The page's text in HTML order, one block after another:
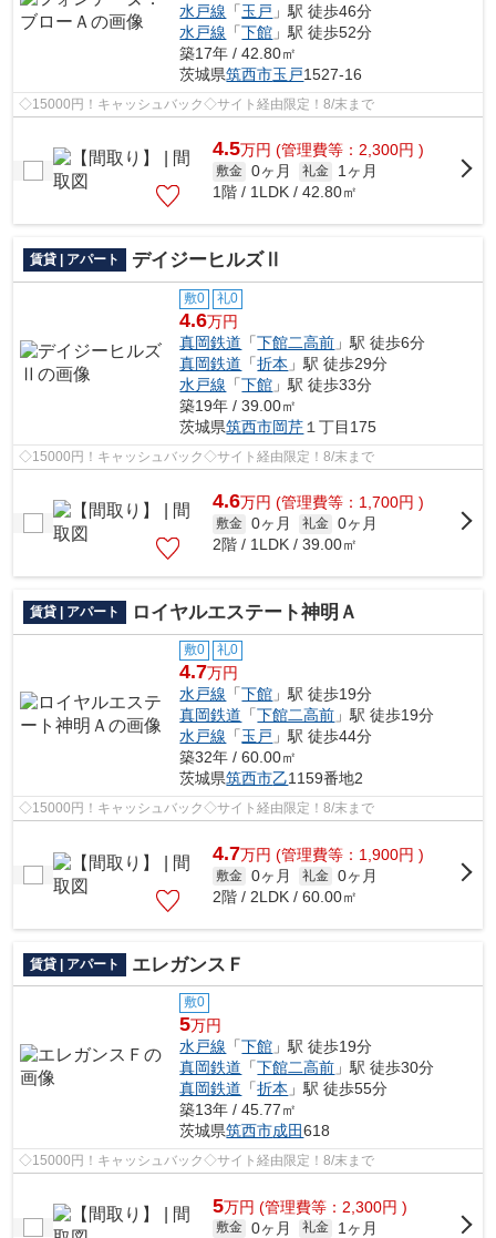
水戸線 「玉戸 」駅 徒歩46分
水戸線 「下館 」駅 徒歩52分
築17年 / 42.80㎡
茨城県筑西市玉戸1527-16
◇15000円！キャッシュバック◇サイト経由限定！8/末まで
4.5万円 (管理費等：2,300円 )
敷金 0ヶ月 礼金
1ヶ月
1階 / 1LDK / 42.80㎡
賃貸 | アパート デイジーヒルズⅡ
敷0 礼0
4.6万円
真岡鉄道 「下館二高前 」駅 徒歩6分
真岡鉄道 「折本 」駅 徒歩29分
水戸線 「下館 」駅 徒歩33分
築19年 / 39.00㎡
茨城県筑西市岡芹 １丁目175
◇15000円！キャッシュバック◇サイト経由限定！8/末まで
4.6万円 (管理費等：1,700円 )
敷金 0ヶ月 礼金 0ヶ月
2階 / 1LDK / 39.00㎡
賃貸 | アパート ロイヤルエステート神明Ａ
敷0 礼0
4.7万円
水戸線 「下館 」駅 徒歩19分
真岡鉄道 「下館二高前 」駅 徒歩19分
水戸線 「玉戸 」駅 徒歩44分
築32年 / 60.00㎡
茨城県筑西市乙1159番地2
◇15000円！キャッシュバック◇サイト経由限定！8/末まで
4.7万円 (管理費等：1,900円 )
敷金 0ヶ月 礼金 0ヶ月
2階 / 2LDK / 60.00㎡
賃貸 | アパート エレガンスＦ
敷0
5万円
水戸線 「下館 」駅 徒歩19分
真岡鉄道 「下館二高前 」駅 徒歩30分
真岡鉄道 「折本 」駅 徒歩55分
築13年 / 45.77㎡
茨城県筑西市成田618
◇15000円！キャッシュバック◇サイト経由限定！8/末まで
5万円 (管理費等：2,300円 )
敷金 0ヶ月 礼金
1ヶ月